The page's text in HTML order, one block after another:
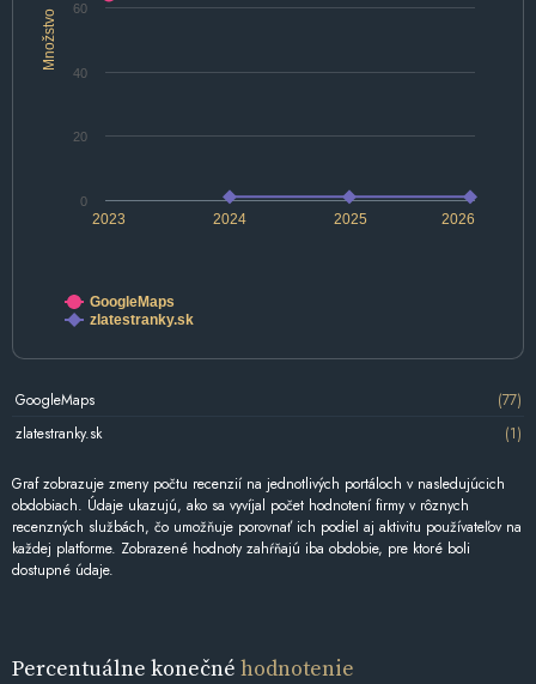
Množstvo
2024 2026
2023 2025
0
20
40
60
GoogleMaps
zlatestranky.sk
GoogleMaps
(77)
zlatestranky.sk
(1)
Graf zobrazuje zmeny počtu recenzií na jednotlivých portáloch v nasledujúcich
obdobiach. Údaje ukazujú, ako sa vyvíjal počet hodnotení firmy v rôznych
recenzných službách, čo umožňuje porovnať ich podiel aj aktivitu používateľov na
každej platforme. Zobrazené hodnoty zahŕňajú iba obdobie, pre ktoré boli
dostupné údaje.
Percentuálne konečné hodnotenie